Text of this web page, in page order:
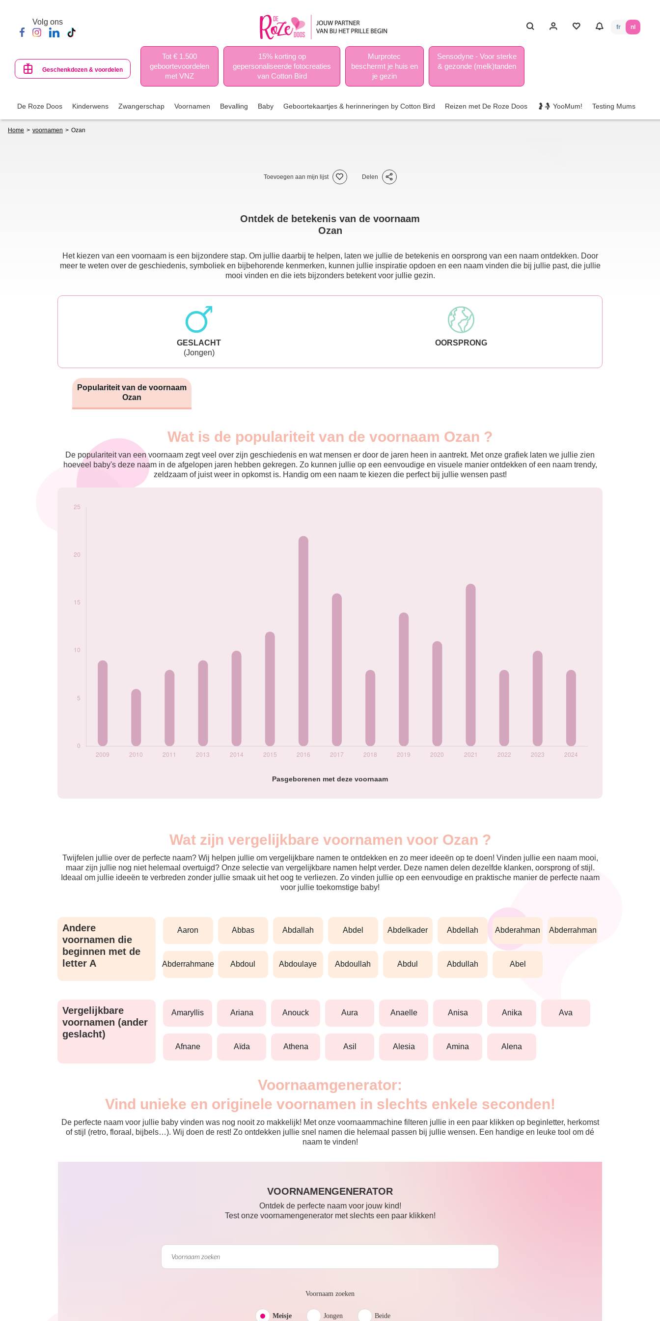
content
Volg ons
fr nl
Geschenkdozen & voordelen
Tot € 1.500
geboortevoordelen
met VNZ
15% korting op
gepersonaliseerde fotocreaties
van Cotton Bird
Murprotec
beschermt je huis en
je gezin
Sensodyne - Voor sterke
& gezonde (melk)tanden
De Roze Doos Kinderwens Zwangerschap Voornamen Bevalling Baby Geboortekaartjes & herinneringen by Cotton Bird Reizen met De Roze Doos 🤰🤱 YooMum! Testing Mums
Home voornamen Ozan
Toevoegen aan mijn lijst Delen
Ontdek de betekenis van de voornaam
Ozan
Het kiezen van een voornaam is een bijzondere stap. Om jullie daarbij te helpen, laten we jullie de betekenis en oorsprong van een naam ontdekken. Door
meer te weten over de geschiedenis, symboliek en bijbehorende kenmerken, kunnen jullie inspiratie opdoen en een naam vinden die bij jullie past, die jullie
mooi vinden en die iets bijzonders betekent voor jullie gezin.
GESLACHT
(Jongen)
OORSPRONG
Populariteit van de voornaam
Ozan
Wat is de populariteit van de voornaam Ozan ?
De populariteit van een voornaam zegt veel over zijn geschiedenis en wat mensen er door de jaren heen in aantrekt. Met onze grafiek laten we jullie zien
hoeveel baby's deze naam in de afgelopen jaren hebben gekregen. Zo kunnen jullie op een eenvoudige en visuele manier ontdekken of een naam trendy,
zeldzaam of juist weer in opkomst is. Handig om een naam te kiezen die perfect bij jullie wensen past!
Pasgeborenen met deze voornaam
2009
9
2010
6
2015
12
2024
Wat zijn vergelijkbare voornamen voor Ozan ?
Twijfelen jullie over de perfecte naam? Wij helpen jullie om vergelijkbare namen te ontdekken en zo meer ideeën op te doen! Vinden jullie een naam mooi,
maar zijn jullie nog niet helemaal overtuigd? Onze selectie van vergelijkbare namen helpt verder. Deze namen delen dezelfde klanken, oorsprong of stijl.
Ideaal om jullie ideeën te verbreden zonder jullie smaak uit het oog te verliezen. Zo vinden jullie op een eenvoudige en praktische manier de perfecte naam
voor jullie toekomstige baby!
Andere
voornamen die
beginnen met de
letter A
aaron abbas abdallah abdel abdelkader abdellah abderahman abderrahman
abderrahmane abdoul abdoulaye abdoullah abdul abdullah abel
Vergelijkbare
voornamen (ander
geslacht)
amaryllis ariana anouck aura anaelle anisa anika ava
afnane aïda athena asil alesia amina alena
Voornaamgenerator:
Vind unieke en originele voornamen in slechts enkele seconden!
De perfecte naam voor jullie baby vinden was nog nooit zo makkelijk! Met onze voornaammachine filteren jullie in een paar klikken op beginletter, herkomst
of stijl (retro, floraal, bijbels…). Wij doen de rest! Zo ontdekken jullie snel namen die helemaal passen bij jullie wensen. Een handige en leuke tool om dé
naam te vinden!
VOORNAMENGENERATOR
Ontdek de perfecte naam voor jouw kind!
Test onze voornamengenerator met slechts een paar klikken!
Voornaam zoeken
Meisje Jongen Beide